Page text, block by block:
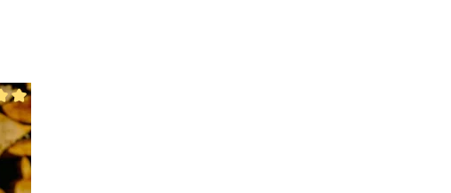
Bewertung von 5 von 5 Sternen